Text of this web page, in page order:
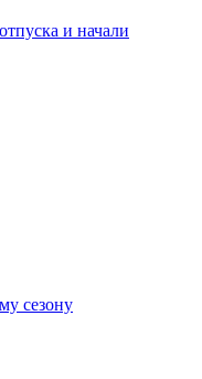
и начали
сезону